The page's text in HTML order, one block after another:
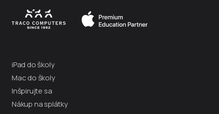
iPad do školy
Mac do školy
Inšpirujte sa
Nákup na splátky